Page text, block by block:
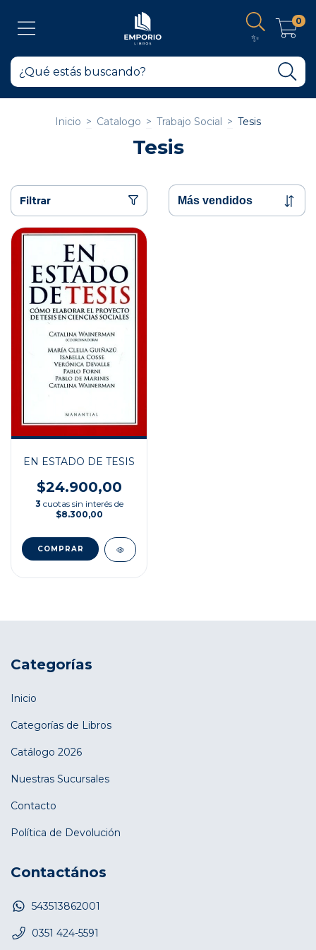
✨
0
Inicio > Catalogo > Trabajo Social > Tesis
Tesis
Filtrar
EN ESTADO DE TESIS
$24.900,00
3 cuotas sin interés de
$8.300,00
Categorías
Inicio
Categorías de Libros
Catálogo 2026
Nuestras Sucursales
Contacto
Política de Devolución
Contactános
543513862001
0351 424-5591